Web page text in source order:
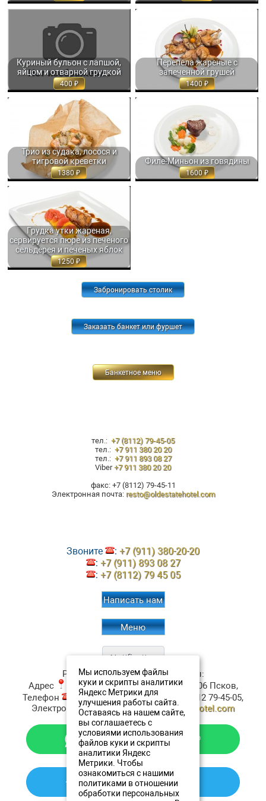
Куриный бульон с лапшой,
яйцом и отварной грудкой
400
КУРИНЫЙ БУЛЬОН С ЛАПШОЙ,
ЯЙЦОМ И ОТВАРНОЙ ГРУДКОЙ
350 МЛ. 400
Перепела жареные с
запеченной грушей
1400
ПЕРЕПЕЛА ЖАРЕНЫЕ С
ЗАПЕЧЕННОЙ ГРУШЕЙ,
ПОДАЮТСЯ С КРАСНОЙ... 300 ГР.
1400
Трио из судака, лосося и
тигровой креветки
1380
ТРИО ИЗ СУДАКА, ЛОСОСЯ И
ТИГРОВОЙ КРЕВЕТКИ,
ЗАПЕЧЕННОЕ В... 300 ГР. 1380
Филе-Миньон из говядины
1600
ФИЛЕ-МИНЬОН ИЗ ГОВЯДИНЫ,
СЕРВИРОВАННОЕ ПАРОВЫМИ
ОВОЩАМИ И... 290 ГР. 1600
Грудка утки жареная,
сервируется пюре из печеного
сельдерея и печеных яблок
1250
ГРУДКА УТКИ ЖАРЕНАЯ,
СЕРВИРУЕТСЯ ПЮРЕ ИЗ
ПЕЧЕНОГО... 280 ГР. 1250
Забронировать столик
Заказать банкет или фуршет
Банкетное меню
тел.: +7 (8112) 79-45-05
тел.: +7 911 380 20 20
тел.: +7 911 893 08 27
Viber+7 911 380 20 20
факс: +7 (8112) 79-45-11
Электронная почта: resto@oldestatehotel.com
Звоните : +7 (911) 380-20-20
: +7 (911) 893 08 27
: +7 (8112) 79 45 05
Написать нам
Меню
Ресторан АристократъКонтакты:
Адрес
ул. Верхне-Береговая, д.4 180006 Псков,
Телефон
+7 (911) 380-20-20, Факс: +7 8112 79-45-05,
Электронная почта ✉: resto@oldestatehotel.com
Мы используем файлы
куки и скрипты аналитики
Яндекс Метрики для
улучшения работы сайта.
Оставаясь на нашем сайте,
вы соглашаетесь с
условиями использования
файлов куки и скрипты
аналитики Яндекс
Метрики. Чтобы
ознакомиться с нашими
политиками в отношении
обработки персональных